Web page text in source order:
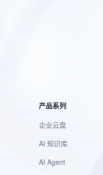
产品系列
企业云盘
AI 知识库
AI Agent